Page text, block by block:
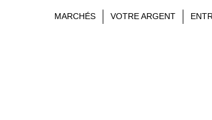
MARCHÉS VOTRE ARGENT